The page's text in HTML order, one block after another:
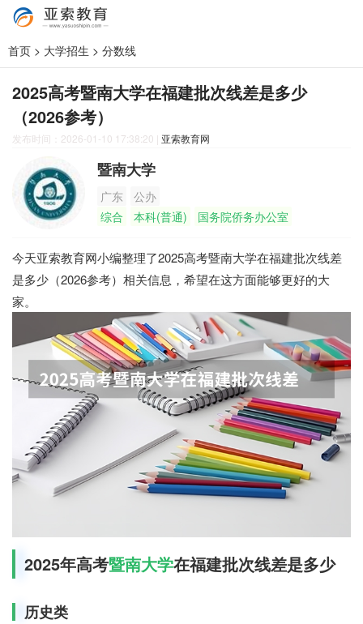
首页 > 大学招生 > 分数线
2025高考暨南大学在福建批次线差是多少
（2026参考）
发布时间：2026-01-10 17:38:20 | 亚索教育网
暨南大学
广东
公办
综合
本科(普通) 国务院侨务办公室
今天亚索教育网小编整理了2025高考暨南大学在福建批次线差
是多少（2026参考）相关信息，希望在这方面能够更好的大
家。
2025年高考暨南大学在福建批次线差是多少
历史类